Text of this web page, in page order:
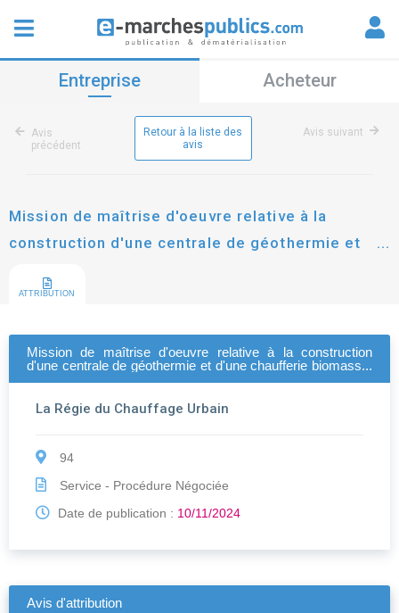
Entreprise Acheteur
Avis
précédent
Retour à la liste des
avis
Avis suivant
Mission de maîtrise d'oeuvre relative à la
construction d'une centrale de géothermie et
oeuvre du smartgrid dans le cadre de la
ATTRIBUTION
Mission de maîtrise d'oeuvre relative à la construction
d'une centrale de géothermie et d'une chaufferie biomasse,
La Régie du Chauffage Urbain
94
Service - Procédure Négociée
Date de publication : 10/11/2024
Avis d'attribution